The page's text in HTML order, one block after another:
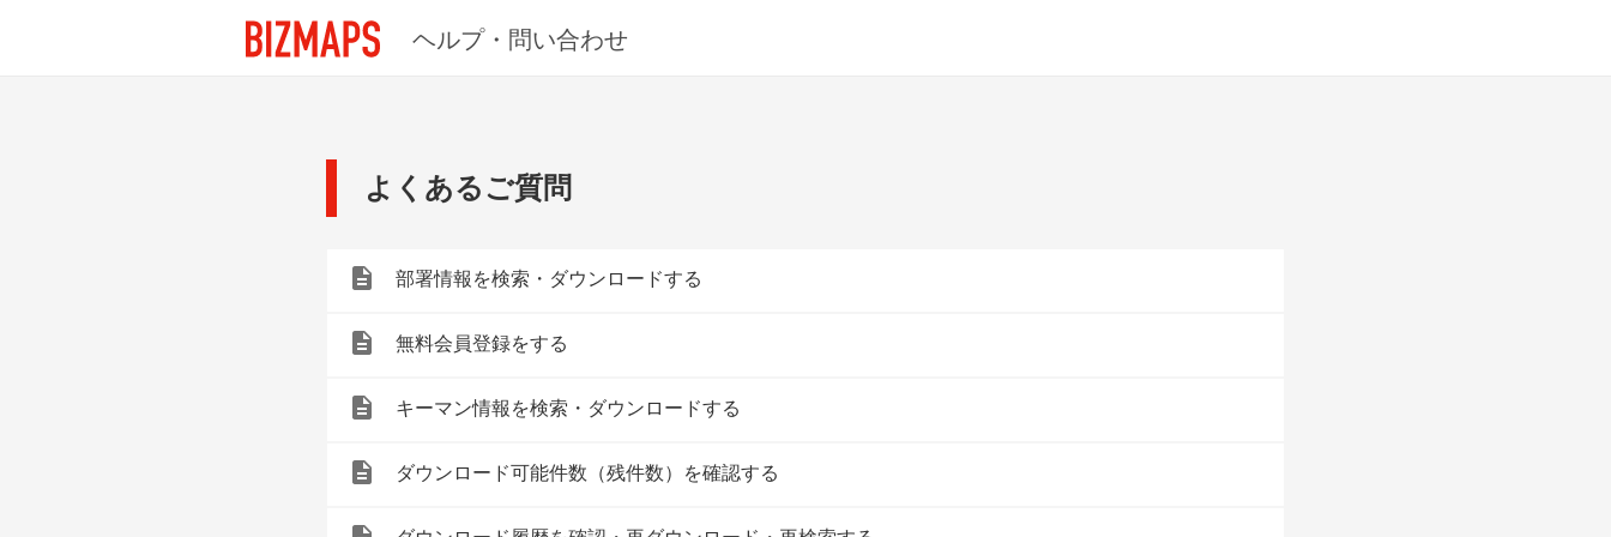
ヘルプ・問い合わせ
よくあるご質問
部署情報を検索・ダウンロードする
無料会員登録をする
キーマン情報を検索・ダウンロードする
ダウンロード可能件数（残件数）を確認する